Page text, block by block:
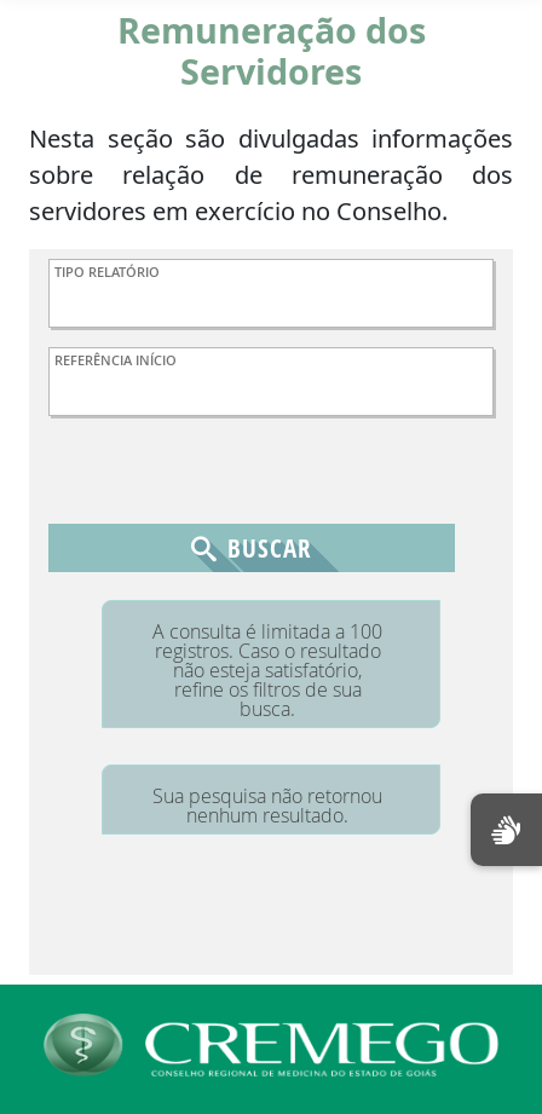
Remuneração dos
Servidores
Nesta seção são divulgadas informações
sobre relação de remuneração dos
servidores em exercício no Conselho.